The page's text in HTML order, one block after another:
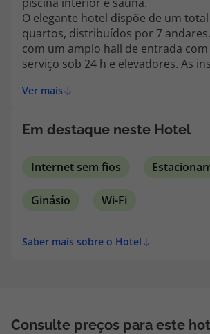
topatlantico@topatlantico.com
O elegante hotel dispõe de um
quartos, distribuídos por 7
com um amplo hall de entrada
serviço sob 24 h e elevadores. As
restaurantes com variadas iguarias
hóspedes em negócios, visto incluir
conferências.
Ver mais
Em destaque neste Hotel
Internet sem fios
Ginásio Wi-Fi
Saber mais sobre o Hotel
Consulte preços para este